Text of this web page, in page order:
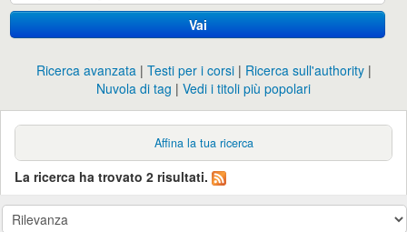
Vai
Ricerca avanzata Testi per i corsi
Ricerca sull'authority
Nuvola di tag
Vedi i titoli più popolari
Affina la tua ricerca
La ricerca ha trovato 2 risultati.